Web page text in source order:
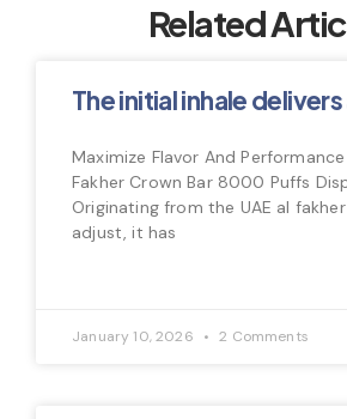
Related
The initial inhale
Maximize Flavor And
Fakher Crown Bar 8000 Puffs
Originating from the UAE al
adjust, it has
January 10, 2026 2 Comments